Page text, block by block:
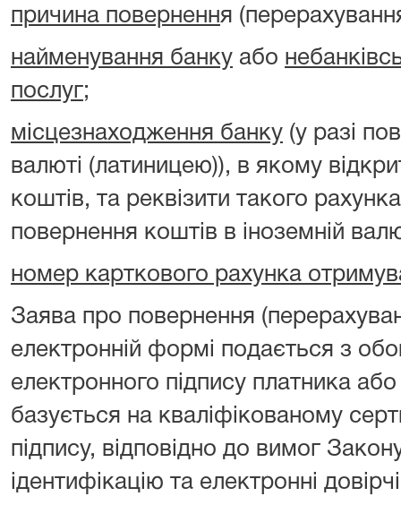
причина повернення
найменування банку або
послуг;
місцезнаходження банку (у разі
валюті (латиницею)), в якому
коштів, та реквізити такого
повернення коштів в іноземній
номер карткового рахунка
Заява про повернення
електронній формі подається з
електронного підпису платника
базується на кваліфікованому
підпису, відповідно до вимог
ідентифікацію та електронні